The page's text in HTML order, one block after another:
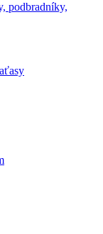
podbradníky,